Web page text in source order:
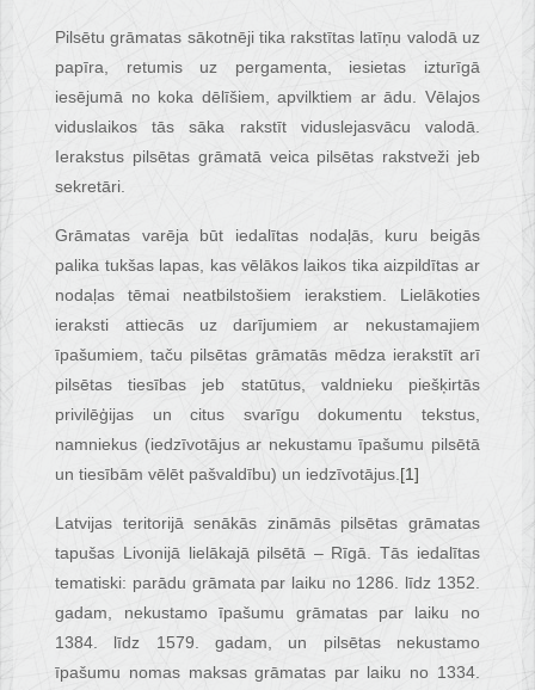
Pilsētu grāmatas sākotnēji tika rakstītas latīņu valodā uz
papīra, retumis uz pergamenta, iesietas izturīgā
iesējumā no koka dēlīšiem, apvilktiem ar ādu. Vēlajos
viduslaikos tās sāka rakstīt viduslejasvācu valodā.
Ierakstus pilsētas grāmatā veica pilsētas rakstveži jeb
sekretāri.
Grāmatas varēja būt iedalītas nodaļās, kuru beigās
palika tukšas lapas, kas vēlākos laikos tika aizpildītas ar
nodaļas tēmai neatbilstošiem ierakstiem. Lielākoties
ieraksti attiecās uz darījumiem ar nekustamajiem
īpašumiem, taču pilsētas grāmatās mēdza ierakstīt arī
pilsētas tiesības jeb statūtus, valdnieku piešķirtās
privilēģijas un citus svarīgu dokumentu tekstus,
namniekus (iedzīvotājus ar nekustamu īpašumu pilsētā
un tiesībām vēlēt pašvaldību) un iedzīvotājus.[1]
Latvijas teritorijā senākās zināmās pilsētas grāmatas
tapušas Livonijā lielākajā pilsētā – Rīgā. Tās iedalītas
tematiski: parādu grāmata par laiku no 1286. līdz 1352.
gadam, nekustamo īpašumu grāmatas par laiku no
1384. līdz 1579. gadam, un pilsētas nekustamo
īpašumu nomas maksas grāmatas par laiku no 1334.